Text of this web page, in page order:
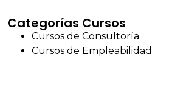
Categorías Cursos
Cursos de Consultoría
Cursos de Empleabilidad